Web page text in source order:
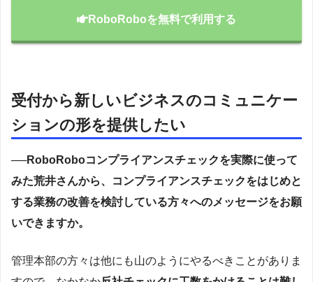
RoboRoboを無料で利用する
受付から新しいビジネスのコミュニケー
ションの形を提供したい
──RoboRoboコンプライアンスチェックを実際に使って
みた荒井さんから、コンプライアンスチェックをはじめと
する業務の改善を検討している方々へのメッセージをお願
いできますか。
管理本部の方々は他にも山のようにやるべきことがありま